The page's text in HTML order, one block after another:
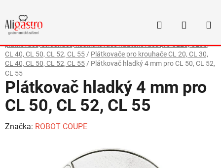
obsah
Hledat
Domů
/Kuchyňské stroje
plátkovače, strouhače, kostličkovače nudličkovače pro CL20, CL30,
CL 40, CL 50, CL 52, CL 55 / Plátkovače pro krouhače CL 20, CL 30,
CL 40, CL 50, CL 52, CL 55 / Plátkovač hladký 4 mm pro CL 50, CL 52,
CL 55
Plátkovač hladký 4 mm pro
CL 50, CL 52, CL 55
Značka: ROBOT COUPE